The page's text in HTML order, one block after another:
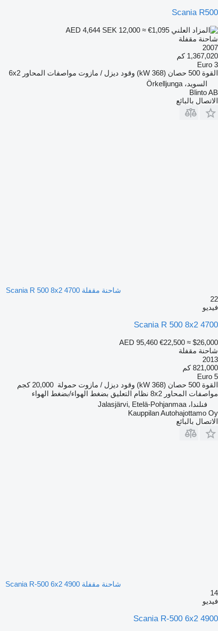
Scania R500
SEK 12,000 ≈ €1,095
شاحنة مقفلة
2007
1,367,020 كم
Euro 3
القوة 500 حصان (368 kW) وقود ديزل / مازوت مواصفات المحاور 6x2
السويد، Örkelljunga
Blinto AB
الاتصال بالبائع
شاحنة مقفلة Scania R 500 8x2 4700
22
فيديو
Scania R 500 8x2 4700
AED 95,460 €22,500 ≈ $26,000
شاحنة مقفلة
2013
821,000 كم
Euro 5
القوة 500 حصان (368 kW) وقود ديزل / مازوت حمولة 20,000 كجم
مواصفات المحاور 8x2 نظام التعليق بضغط الهواء/بضغط الهواء
فنلندا، Jalasjärvi, Etelä-Pohjanmaa
Kauppilan Autohajottamo Oy
الاتصال بالبائع
شاحنة مقفلة Scania R-500 6x2 4900
14
فيديو
Scania R-500 6x2 4900